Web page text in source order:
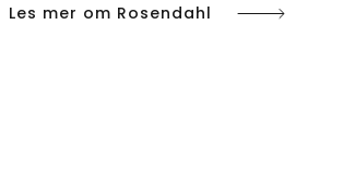
Les mer om Rosendahl